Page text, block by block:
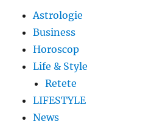
Astrologie
Business
Horoscop
Life & Style
Retete
LIFESTYLE
News